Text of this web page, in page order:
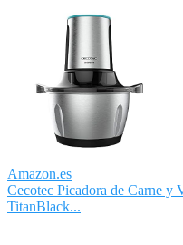
Amazon.es
Cecotec Picadora de Carne y
TitanBlack...